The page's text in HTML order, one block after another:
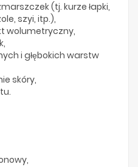
(tj. kurze łapki,
szyi, itp.),
wolumetryczny,
i głębokich warstw
skóry,